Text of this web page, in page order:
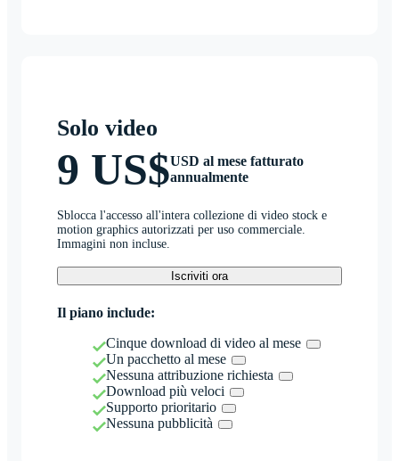
Solo video
9 US$USD al mese fatturato
annualmente
Sblocca l'accesso all'intera collezione di video stock e
motion graphics autorizzati per uso commerciale.
Immagini non incluse.
Iscriviti ora
Il piano include:
Cinque download di video al mese
Un pacchetto al mese
Nessuna attribuzione richiesta
Download più veloci
Supporto prioritario
Nessuna pubblicità